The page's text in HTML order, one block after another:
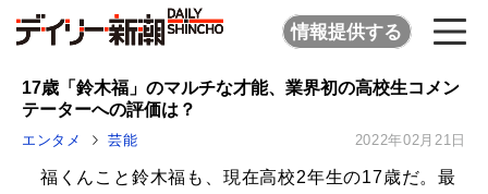
情報提供する
17歳「鈴木福」のマルチな才能、業界初の高校生コメン
テーターへの評価は？
エンタメ 芸能 2022年02月21日
福くんこと鈴木福も、現在高校2年生の17歳だ。最